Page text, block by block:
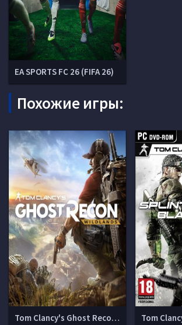
EA SPORTS FC 26 (FIFA 26)
Похожие игры:
Tom Clancy's Ghost Recon Wildlands